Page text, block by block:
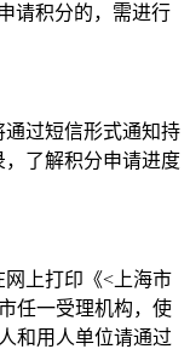
请积分的，需进行
过短信形式通知持
了解积分申请进度
上打印《<上海市
任一受理机构，使
和用人单位请通过